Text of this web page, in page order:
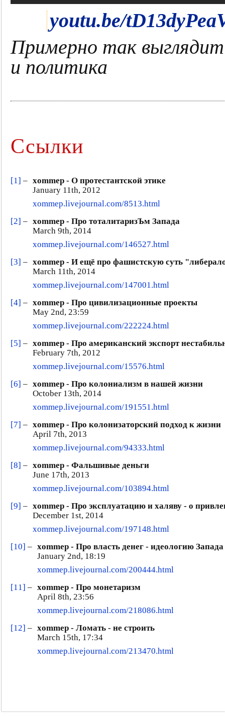
youtu.be/
Примерно так выглядит
и политика
Ссылки
[1] – xommep - О протестантской этике
January 11th, 2012
xommep.livejournal.com/8513.html
[2] – xommep - Про тоталитаризЪм Запада
March 9th, 2014
xommep.livejournal.com/146527.html
[3] – xommep - И ещё про фашистскую суть
March 11th, 2014
xommep.livejournal.com/147001.html
[4] – xommep - Про цивилизационные проекты
May 2nd, 23:59
xommep.livejournal.com/222224.html
[5] – xommep - Про американский экспорт
February 7th, 2012
xommep.livejournal.com/15576.html
[6] – xommep - Про колониализм в нашей жизни
October 13th, 2014
xommep.livejournal.com/191551.html
[7] – xommep - Про колонизаторский подход к жизни
April 7th, 2013
xommep.livejournal.com/94333.html
[8] – xommep - Фальшивые деньги
June 17th, 2013
xommep.livejournal.com/103894.html
[9] – xommep - Про эксплуатацию и халяву - о
December 1st, 2014
xommep.livejournal.com/197148.html
[10] – xommep - Про власть денег - идеологию Запада
January 2nd, 18:19
xommep.livejournal.com/200444.html
[11] – xommep - Про монетаризм
April 8th, 23:56
xommep.livejournal.com/218086.html
[12] – xommep - Ломать - не строить
March 15th, 17:34
xommep.livejournal.com/213470.html